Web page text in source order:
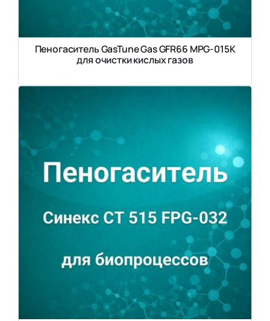
Пеногаситель GasTune Gas GFR66 MPG-015K
для очистки кислых газов